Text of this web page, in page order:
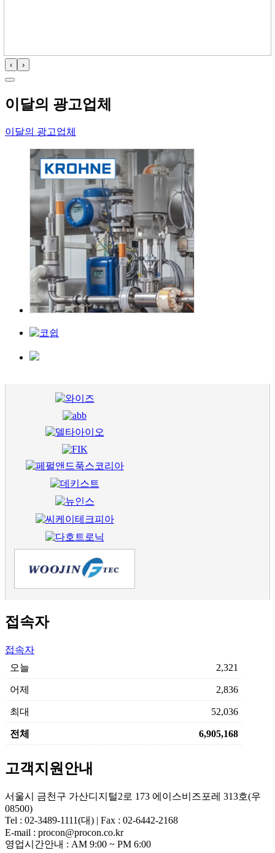
‹ ›
이달의 광고업체
이달의 광고업체
접속자
접속자
오늘
2,321
어제 2,836
최대 52,036
전체 6,905,168
고객지원안내
서울시 금천구 가산디지털2로 173 에이스비즈포레 313호(우
08500)
Tel : 02-3489-1111(대) | Fax : 02-6442-2168
E-mail : procon@procon.co.kr
영업시간안내 : AM 9:00 ~ PM 6:00